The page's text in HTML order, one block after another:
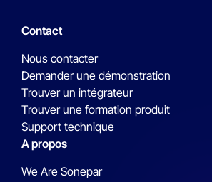
Contact
Nous contacter
Demander une démonstration
Trouver un intégrateur
Trouver une formation produit
Support technique
A propos
We Are Sonepar